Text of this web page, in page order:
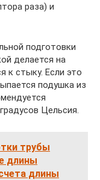
раза) и
подготовки
делается на
к стыку. Если это
подушка из
Цельсия.
трубы
длины
длины